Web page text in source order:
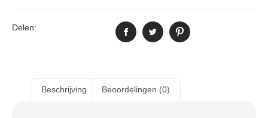
Delen:
Beschrijving Beoordelingen (0)